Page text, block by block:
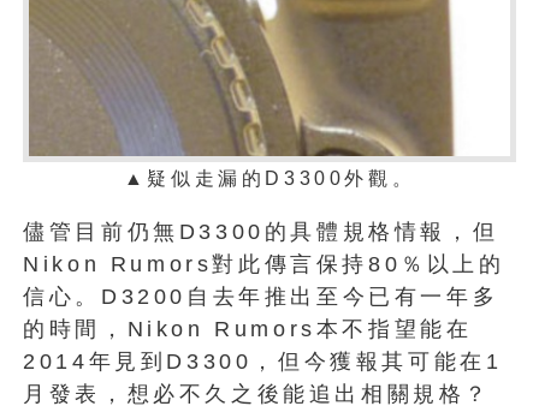
▲疑似走漏的D3300外觀。
儘管目前仍無D3300的具體規格情報，但
Nikon Rumors對此傳言保持80％以上的
信心。D3200自去年推出至今已有一年多
的時間，Nikon Rumors本不指望能在
2014年見到D3300，但今獲報其可能在1
月發表，想必不久之後能追出相關規格？